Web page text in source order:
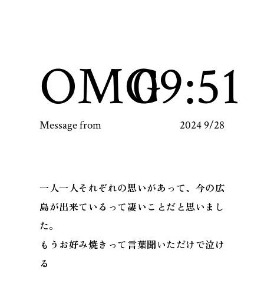
OMG09:51
Message from 2024 9/28
一人一人それぞれの思いがあって、今の広
島が出来ているって凄いことだと思いまし
た。
もうお好み焼きって言葉聞いただけで泣け
る